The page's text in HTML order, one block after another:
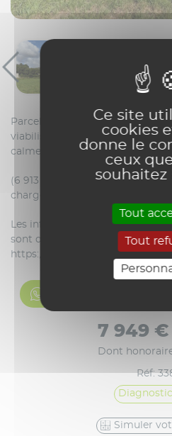
Parcelles de terrains d'environ 1
viabilisée constructible. Située
calme, sur la commune de
(6 913 € hors honoraires soit
charge acquéreur*)
Les informations sur les risques
sont disponibles sur le site
https://www.georisques.gouv.fr
7 949 €
Dont
Réf:
Simuler
Ce site
cookies
donne le
ceux
souhaitez
Tout
Tout